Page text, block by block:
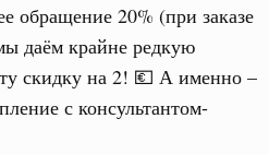
обращение 20% (при заказе
даём крайне редкую
скидку на 2! 💶 А именно –
с консультантом-